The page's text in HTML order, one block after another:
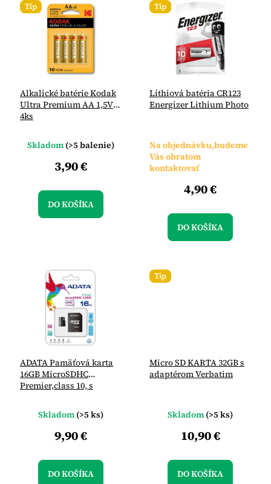
Tip
Alkalické batérie Kodak
Ultra Premium AA 1,5V
4ks
Skladom (>5 balenie)
3,90 €
DO KOŠÍKA
Tip
Líthiová batéria CR123
Energizer Lithium Photo
Na objednávku,budeme
Vás obratom
kontaktovať
4,90 €
DO KOŠÍKA
ADATA Pamäťová karta
16GB MicroSDHC
Premier,class 10, s
Skladom (>5 ks)
9,90 €
DO KOŠÍKA
Tip
Micro SD KARTA 32GB s
adaptérom Verbatim
Skladom (>5 ks)
10,90 €
DO KOŠÍKA